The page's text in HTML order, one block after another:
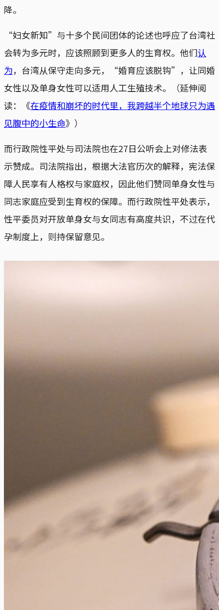
降。
“妇女新知”与十多个民间团体的论述也呼应了台湾社
会转为多元时，应该照顾到更多人的生育权。他们认
为，台湾从保守走向多元，“婚育应该脱钩”，让同婚
女性以及单身女性可以适用人工生殖技术。（延伸阅
读：《在疫情和崩坏的时代里，我跨越半个地球只为遇
见腹中的小生命》）
而行政院性平处与司法院也在27日公听会上对修法表
示赞成。司法院指出，根据大法官历次的解释，宪法保
障人民享有人格权与家庭权，因此他们赞同单身女性与
同志家庭应受到生育权的保障。而行政院性平处表示，
性平委员对开放单身女与女同志有高度共识，不过在代
孕制度上，则持保留意见。